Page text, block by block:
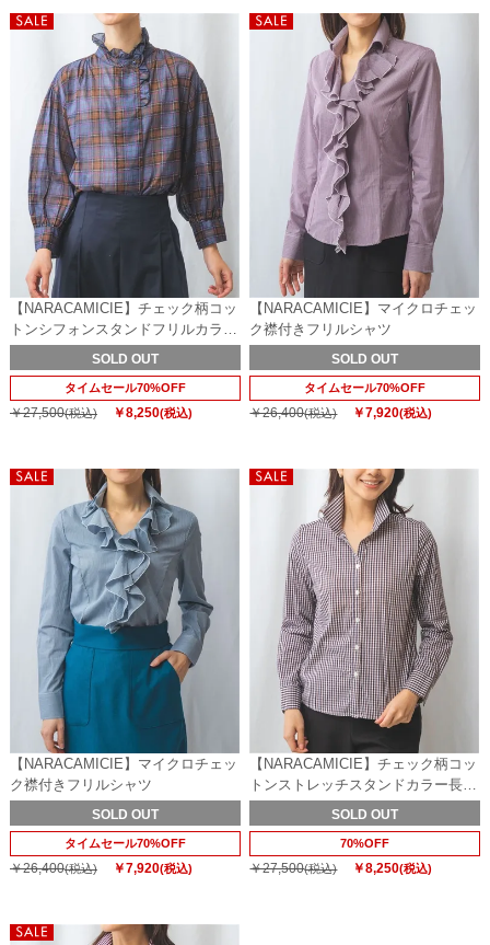
【NARACAMICIE】チェック柄コッ
トンシフォンスタンドフリルカラー
ブラウス
SOLD OUT
タイムセール70%OFF
￥27,500(税込) ￥8,250(税込)
【NARACAMICIE】マイクロチェッ
ク襟付きフリルシャツ
SOLD OUT
タイムセール70%OFF
￥26,400(税込) ￥7,920(税込)
【NARACAMICIE】マイクロチェッ
ク襟付きフリルシャツ
SOLD OUT
タイムセール70%OFF
￥26,400(税込) ￥7,920(税込)
【NARACAMICIE】チェック柄コッ
トンストレッチスタンドカラー長袖
シャツ
SOLD OUT
70%OFF
￥27,500(税込) ￥8,250(税込)